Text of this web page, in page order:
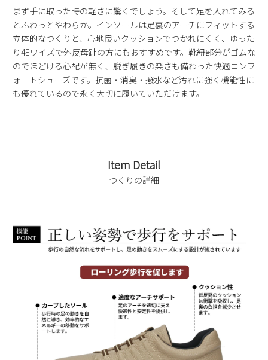
まず手に取った時の軽さに驚くでしょう。そして足を入れてみる
とふわっとやわらか。インソールは足裏のアーチにフィットする
立体的なつくりと、心地良いクッションでつかれにくく、ゆった
り4Eワイズで外反母趾の方にもおすすめです。靴紐部分がゴムな
のでほどける心配が無く、脱ぎ履きの楽さも備わった快適コンフ
ォートシューズです。抗菌・消臭・撥水など汚れに強く機能性に
も優れているので永く大切に履いていただけます。
Item Detail
つくりの詳細